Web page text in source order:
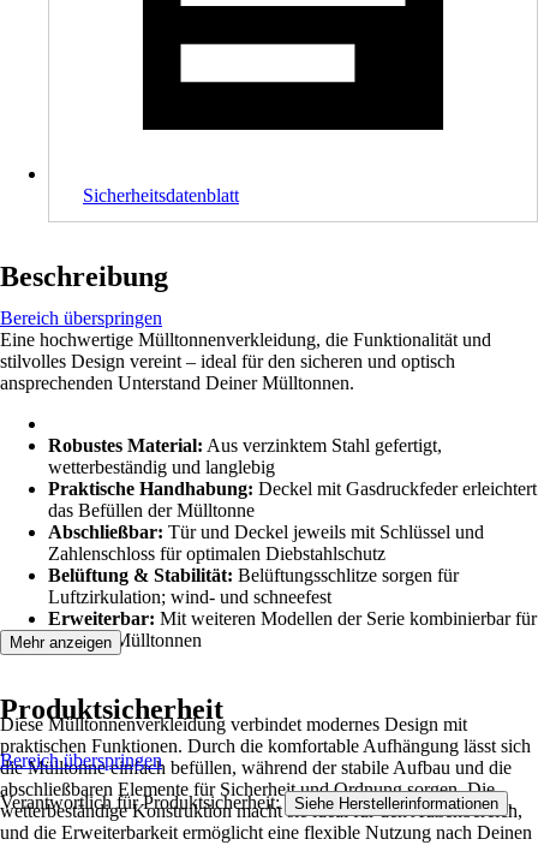
Sicherheitsdatenblatt
Beschreibung
Bereich überspringen
Eine hochwertige Mülltonnenverkleidung, die Funktionalität und
stilvolles Design vereint – ideal für den sicheren und optisch
ansprechenden Unterstand Deiner Mülltonnen.
Robustes Material: Aus verzinktem Stahl gefertigt,
wetterbeständig und langlebig
Praktische Handhabung: Deckel mit Gasdruckfeder erleichtert
das Befüllen der Mülltonne
Abschließbar: Tür und Deckel jeweils mit Schlüssel und
Zahlenschloss für optimalen Diebstahlschutz
Belüftung & Stabilität: Belüftungsschlitze sorgen für
Luftzirkulation; wind- und schneefest
Erweiterbar: Mit weiteren Modellen der Serie kombinierbar für
mehrere Mülltonnen
Diese Mülltonnenverkleidung verbindet modernes Design mit
praktischen Funktionen. Durch die komfortable Aufhängung lässt sich
die Mülltonne einfach befüllen, während der stabile Aufbau und die
abschließbaren Elemente für Sicherheit und Ordnung sorgen. Die
wetterbeständige Konstruktion macht sie ideal für den Außenbereich,
und die Erweiterbarkeit ermöglicht eine flexible Nutzung nach Deinen
Mehr anzeigen
Produktsicherheit
Bereich überspringen
Verantwortlich für Produktsicherheit: Siehe Herstellerinformationen .